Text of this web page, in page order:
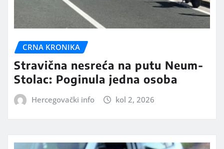
CRNA KRONIKA
Stravična nesreća na putu Neum-
Stolac: Poginula jedna osoba
Hercegovački info kol 2, 2026